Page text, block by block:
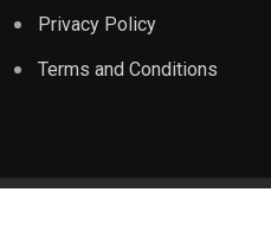
Privacy Policy
Terms and Conditions